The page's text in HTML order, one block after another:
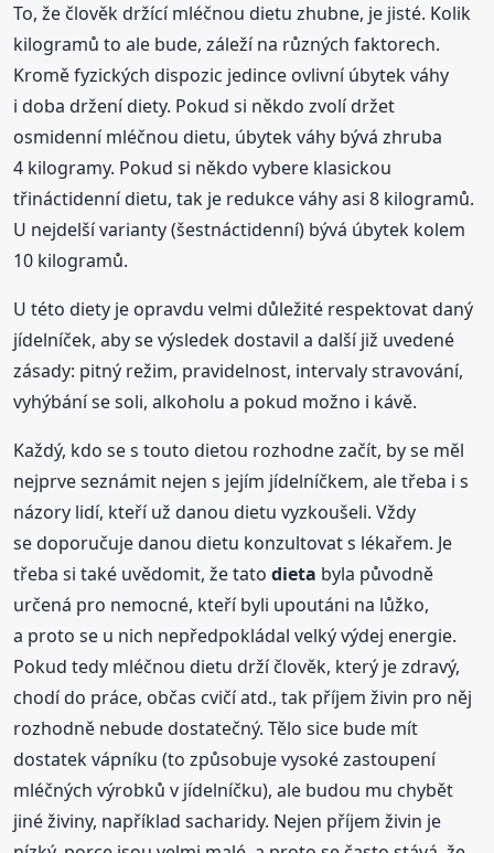
To, že člověk držící mléčnou dietu zhubne, je jisté. Kolik
kilogramů to ale bude, záleží na různých faktorech.
Kromě fyzických dispozic jedince ovlivní úbytek váhy
i doba držení diety. Pokud si někdo zvolí držet
osmidenní mléčnou dietu, úbytek váhy bývá zhruba
4 kilogramy. Pokud si někdo vybere klasickou
třináctidenní dietu, tak je redukce váhy asi 8 kilogramů.
U nejdelší varianty (šestnáctidenní) bývá úbytek kolem
10 kilogramů.
U této diety je opravdu velmi důležité respektovat daný
jídelníček, aby se výsledek dostavil a další již uvedené
zásady: pitný režim, pravidelnost, intervaly stravování,
vyhýbání se soli, alkoholu a pokud možno i kávě.
Každý, kdo se s touto dietou rozhodne začít, by se měl
nejprve seznámit nejen s jejím jídelníčkem, ale třeba i s
názory lidí, kteří už danou dietu vyzkoušeli. Vždy
se doporučuje danou dietu konzultovat s lékařem. Je
třeba si také uvědomit, že tatodieta byla původně
určená pro nemocné, kteří byli upoutáni na lůžko,
a proto se u nich nepředpokládal velký výdej energie.
Pokud tedy mléčnou dietu drží člověk, který je zdravý,
chodí do práce, občas cvičí atd., tak příjem živin pro něj
rozhodně nebude dostatečný. Tělo sice bude mít
dostatek vápníku (to způsobuje vysoké zastoupení
mléčných výrobků v jídelníčku), ale budou mu chybět
jiné živiny, například sacharidy. Nejen příjem živin je